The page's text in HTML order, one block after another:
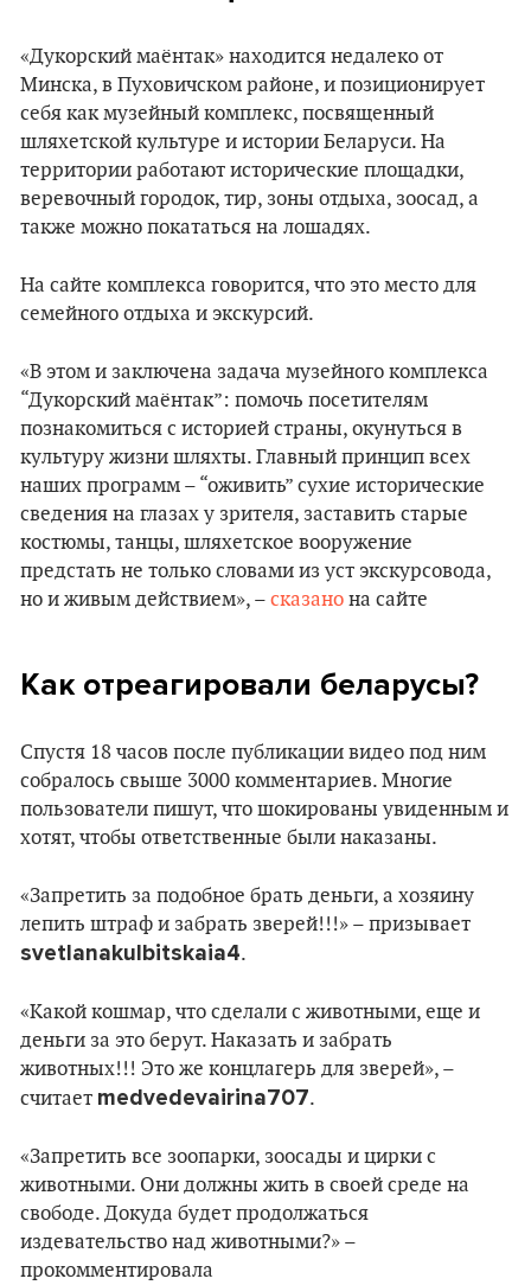
«Дукорский маёнтак» находится недалеко от
Минска, в Пуховичском районе, и позиционирует
себя как музейный комплекс, посвященный
шляхетской культуре и истории Беларуси. На
территории работают исторические площадки,
веревочный городок, тир, зоны отдыха, зоосад, а
также можно покататься на лошадях.
На сайте комплекса говорится, что это место для
семейного отдыха и экскурсий.
«В этом и заключена задача музейного комплекса
“Дукорский маёнтак”: помочь посетителям
познакомиться с историей страны, окунуться в
культуру жизни шляхты. Главный принцип всех
наших программ – “оживить” сухие исторические
сведения на глазах у зрителя, заставить старые
костюмы, танцы, шляхетское вооружение
предстать не только словами из уст экскурсовода,
но и живым действием», – сказано на сайте
Как отреагировали беларусы?
Спустя 18 часов после публикации видео под ним
собралось свыше 3000 комментариев. Многие
пользователи пишут, что шокированы увиденным и
хотят, чтобы ответственные были наказаны.
«Запретить за подобное брать деньги, а хозяину
лепить штраф и забрать зверей!!!» – призывает
svetlanakulbitskaia4.
«Какой кошмар, что сделали с животными, еще и
деньги за это берут. Наказать и забрать
животных!!! Это же концлагерь для зверей», –
считает medvedevairina707.
«Запретить все зоопарки, зоосады и цирки с
животными. Они должны жить в своей среде на
свободе. Докуда будет продолжаться
издевательство над животными?» –
прокомментировала